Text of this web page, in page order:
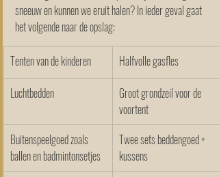
sneeuw en kunnen we eruit halen? In ieder geval gaat
het volgende naar de opslag:
Tenten van de kinderen
Halfvolle gasfles
Luchtbedden
Groot grondzeil voor de
voortent
Buitenspeelgoed zoals
ballen en badmintonsetjes
Twee sets beddengoed +
kussens